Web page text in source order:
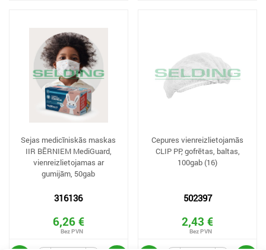
Sejas medicīniskās maskas
IIR BĒRNIEM MediGuard,
vienreizlietojamas ar
gumijām, 50gab
316136
6,26 €
Cepures vienreizlietojamās
CLIP PP, gofrētas, baltas,
100gab (16)
502397
2,43 €